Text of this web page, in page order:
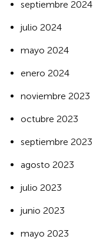
septiembre 2024
julio 2024
mayo 2024
enero 2024
noviembre 2023
octubre 2023
septiembre 2023
agosto 2023
julio 2023
junio 2023
mayo 2023